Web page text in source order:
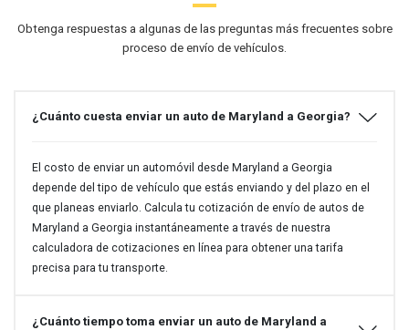
Obtenga respuestas a algunas de las preguntas más frecuentes sobre
proceso de envío de vehículos.
¿Cuánto cuesta enviar un auto de Maryland a Georgia?
El costo de enviar un automóvil desde Maryland a Georgia
depende del tipo de vehículo que estás enviando y del plazo en el
que planeas enviarlo. Calcula tu cotización de envío de autos de
Maryland a Georgia instantáneamente a través de nuestra
calculadora de cotizaciones en línea para obtener una tarifa
precisa para tu transporte.
¿Cuánto tiempo toma enviar un auto de Maryland a